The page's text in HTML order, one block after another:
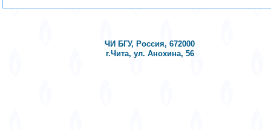
ЧИ БГУ, Россия, 672000
г.Чита, ул. Анохина, 56